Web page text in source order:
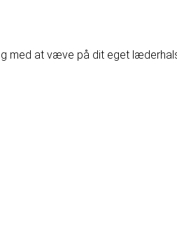
med at væve på dit eget